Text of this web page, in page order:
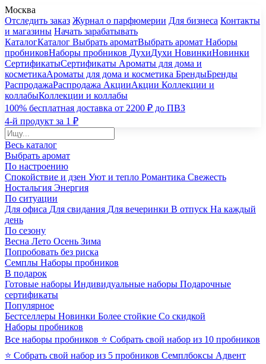
Москва
Отследить заказ Журнал о парфюмерии Для бизнеса Контакты
и магазины Начать зарабатывать
КаталогКаталог Выбрать ароматВыбрать аромат Наборы
пробниковНаборы пробников ДухиДухи НовинкиНовинки
СертификатыСертификаты Ароматы для дома и
косметикаАроматы для дома и косметика БрендыБренды
РаспродажаРаспродажа АкцииАкции Коллекции и
коллабыКоллекции и коллабы
100% бесплатная доставка от 2200 ₽ до ПВЗ
4-й продукт за 1 ₽
Весь каталог
Выбрать аромат
По настроению
Спокойствие и дзен Уют и тепло Романтика Свежесть
Ностальгия Энергия
По ситуации
Для офиса Для свидания Для вечеринки В отпуск На каждый
день
По сезону
Весна Лето Осень Зима
Попробовать без риска
Семплы Наборы пробников
В подарок
Готовые наборы Индивидуальные наборы Подарочные
сертификаты
Популярное
Бестселлеры Новинки Более стойкие Со скидкой
Наборы пробников
Все наборы пробников ⭐ Собрать свой набор из 10 пробников
⭐ Собрать свой набор из 5 пробников Семплбоксы Адвент